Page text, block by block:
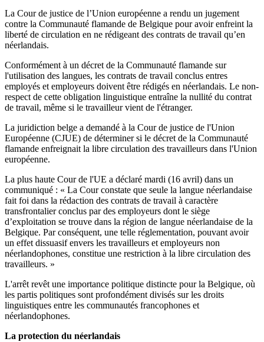
La Cour de justice de l’Union européenne a rendu un jugement
contre la Communauté flamande de Belgique pour avoir enfreint la
liberté de circulation en ne rédigeant des contrats de travail qu’en
néerlandais.
Conformément à un décret de la Communauté flamande sur
l'utilisation des langues, les contrats de travail conclus entres
employés et employeurs doivent être rédigés en néerlandais. Le non-
respect de cette obligation linguistique entraîne la nullité du contrat
de travail, même si le travailleur vient de l'étranger.
La juridiction belge a demandé à la Cour de justice de l'Union
Européenne (CJUE) de déterminer si le décret de la Communauté
flamande enfreignait la libre circulation des travailleurs dans l'Union
européenne.
La plus haute Cour de l'UE a déclaré mardi (16 avril) dans un
communiqué : « La Cour constate que seule la langue néerlandaise
fait foi dans la rédaction des contrats de travail à caractère
transfrontalier conclus par des employeurs dont le siège
d’exploitation se trouve dans la région de langue néerlandaise de la
Belgique. Par conséquent, une telle réglementation, pouvant avoir
un effet dissuasif envers les travailleurs et employeurs non
néerlandophones, constitue une restriction à la libre circulation des
travailleurs. »
L'arrêt revêt une importance politique distincte pour la Belgique, où
les partis politiques sont profondément divisés sur les droits
linguistiques entre les communautés francophones et
néerlandophones.
La protection du néerlandais